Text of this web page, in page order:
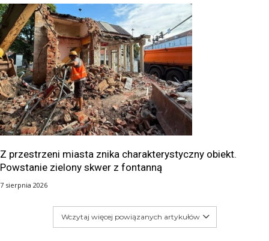
Z przestrzeni miasta znika charakterystyczny obiekt.
Powstanie zielony skwer z fontanną
7 sierpnia 2026
Wczytaj więcej powiązanych artykułów